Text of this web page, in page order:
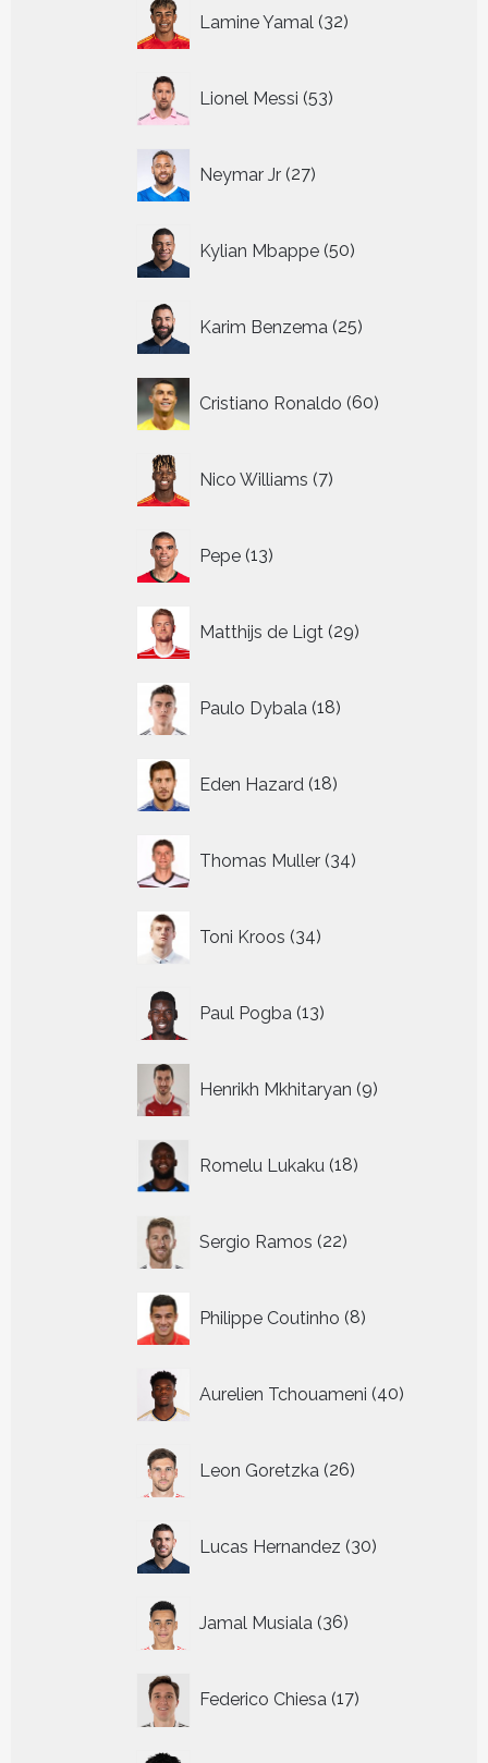
Lamine Yamal 32
producten
Lionel Messi 53
producten
Neymar Jr 27
producten
Kylian Mbappe 50
producten
Karim Benzema 25
producten
Cristiano Ronaldo 60
producten
Nico Williams 7
producten
Pepe 13
producten
Matthijs de Ligt 29
producten
Paulo Dybala 18
producten
Eden Hazard 18
producten
Thomas Muller 34
producten
Toni Kroos 34
producten
Paul Pogba 13
producten
Henrikh Mkhitaryan 9
producten
Romelu Lukaku 18
producten
Sergio Ramos 22
producten
Philippe Coutinho 8
producten
Aurelien Tchouameni 40
producten
Leon Goretzka 26
producten
Lucas Hernandez 30
producten
Jamal Musiala 36
producten
Federico Chiesa 17
producten